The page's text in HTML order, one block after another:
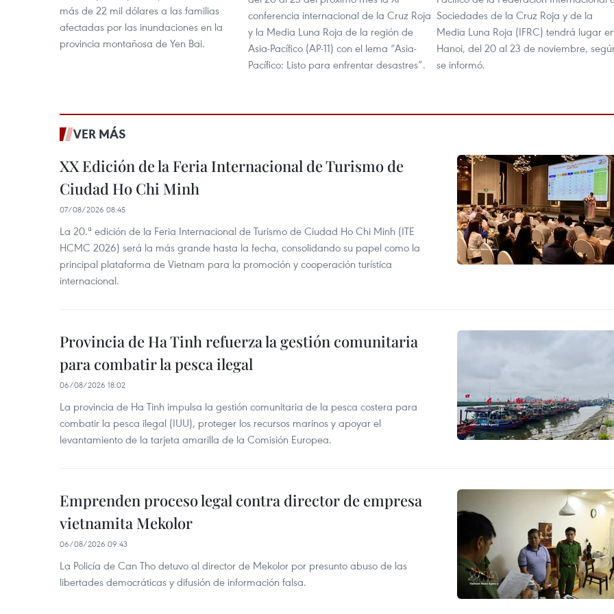
más de 22 mil dólares a las familias
afectadas por las inundaciones en la
provincia montañosa de Yen Bai.
conferencia internacional de la Cruz Roja
y la Media Luna Roja de la región de
Asia-Pacífico (AP-11) con el lema “Asia-
Pacífico: Listo para enfrentar desastres”.
Sociedades de la Cruz Roja y de la
Media Luna Roja (IFRC) tendrá lugar
Hanoi, del 20 al 23 de noviembre,
se informó.
VER MÁS
XX Edición de la Feria Internacional de Turismo de
Ciudad Ho Chi Minh
07/08/2026 08:45
La 20.ª edición de la Feria Internacional de Turismo de Ciudad Ho Chi Minh (ITE
HCMC 2026) será la más grande hasta la fecha, consolidando su papel como la
principal plataforma de Vietnam para la promoción y cooperación turística
internacional.
Provincia de Ha Tinh refuerza la gestión comunitaria
para combatir la pesca ilegal
06/08/2026 18:02
La provincia de Ha Tinh impulsa la gestión comunitaria de la pesca costera para
combatir la pesca ilegal (IUU), proteger los recursos marinos y apoyar el
levantamiento de la tarjeta amarilla de la Comisión Europea.
Emprenden proceso legal contra director de empresa
vietnamita Mekolor
06/08/2026 09:43
La Policía de Can Tho detuvo al director de Mekolor por presunto abuso de las
libertades democráticas y difusión de información falsa.